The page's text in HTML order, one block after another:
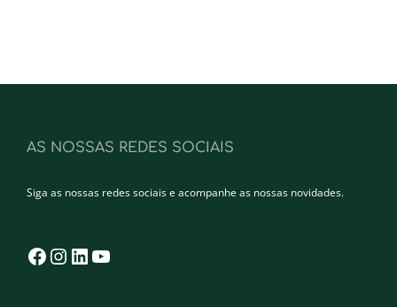
AS NOSSAS REDES SOCIAIS
Siga as nossas redes sociais e acompanhe as nossas novidades.
Facebook
Instagram
LinkedIn